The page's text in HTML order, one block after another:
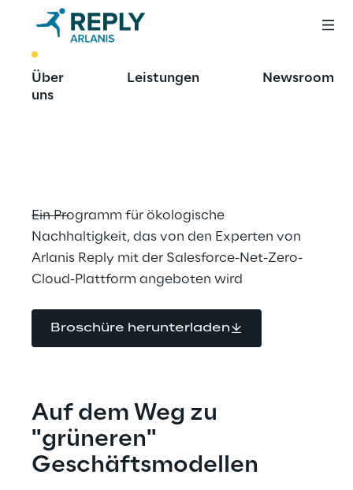
Über
uns
Leistungen Newsroom
Sustainability as a
Ein Programm für ökologische
Nachhaltigkeit, das von den Experten von
Arlanis Reply mit der Salesforce-Net-Zero-
Cloud-Plattform angeboten wird
Broschüre herunterladen
Auf dem Weg zu
"grüneren"
Geschäftsmodellen